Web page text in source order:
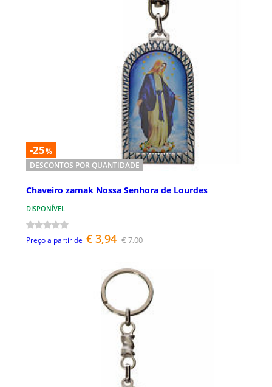
-25%
DESCONTOS POR QUANTIDADE
Chaveiro zamak Nossa Senhora de Lourdes
DISPONÍVEL
Preço a partir de € 3,94 € 7,00